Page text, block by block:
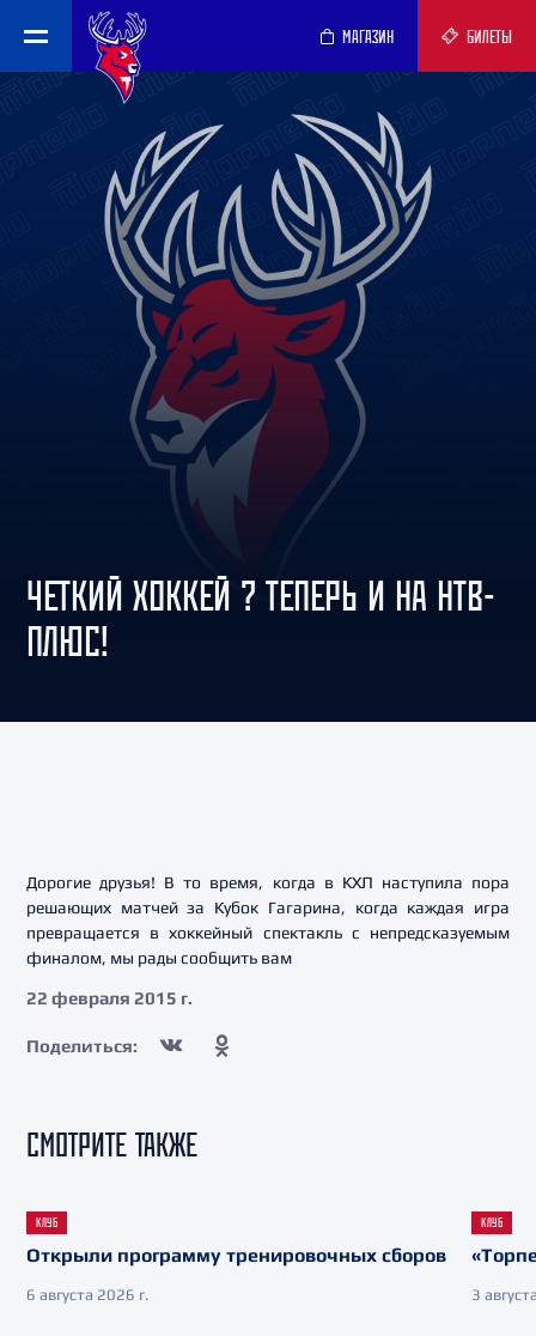
МАГАЗИН БИЛЕТЫ
ЧЕТКИЙ ХОККЕЙ ? ТЕПЕРЬ И НА НТВ-
ПЛЮС!
Дорогие друзья! В то время, когда в КХЛ наступила пора
решающих матчей за Кубок Гагарина, когда каждая игра
превращается в хоккейный спектакль с непредсказуемым
финалом, мы рады сообщить вам
22 февраля 2015 г.
Поделиться:
СМОТРИТЕ ТАКЖЕ
КЛУБ
Открыли программу тренировочных сборов
6 августа 2026 г.
КЛУБ
3